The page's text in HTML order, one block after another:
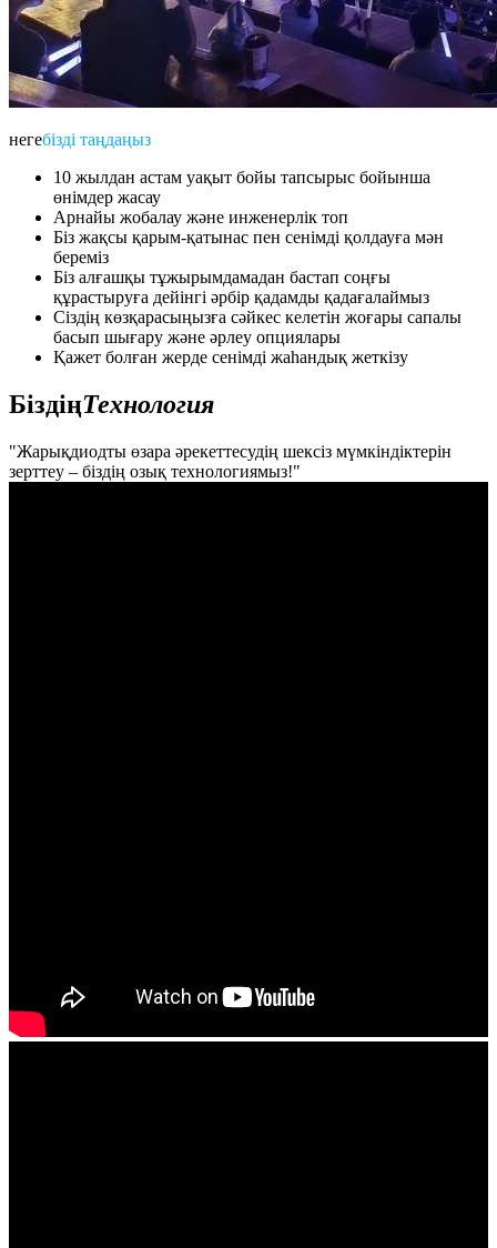
негебізді таңдаңыз
10 жылдан астам уақыт бойы тапсырыс бойынша
өнімдер жасау
Арнайы жобалау және инженерлік топ
Біз жақсы қарым-қатынас пен сенімді қолдауға мән
береміз
Біз алғашқы тұжырымдамадан бастап соңғы
құрастыруға дейінгі әрбір қадамды қадағалаймыз
Сіздің көзқарасыңызға сәйкес келетін жоғары сапалы
басып шығару және әрлеу опциялары
Қажет болған жерде сенімді жаһандық жеткізу
БіздіңТехнология
"Жарықдиодты өзара әрекеттесудің шексіз мүмкіндіктерін
зерттеу – біздің озық технологиямыз!"